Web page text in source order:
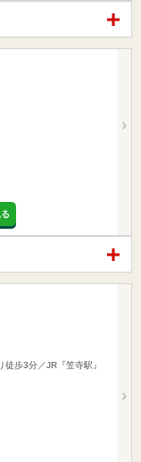
歩3分／JR『笠寺駅』